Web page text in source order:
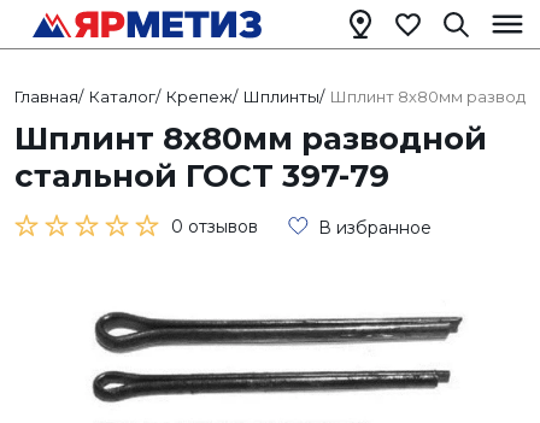
Главная/ Каталог/ Крепеж/ Шплинты/ Шплинт 8х80мм
Шплинт 8х80мм разводной
стальной ГОСТ 397-79
0 отзывов В избранное